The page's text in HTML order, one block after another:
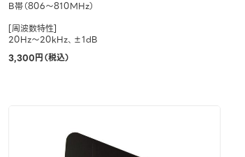
B帯（806～810MHz）
[周波数特性]
20Hz～20kHz、±1dB
3,300円（税込）